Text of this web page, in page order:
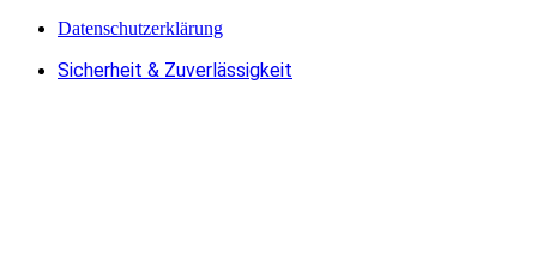
Datenschutzerklärung
Sicherheit & Zuverlässigkeit